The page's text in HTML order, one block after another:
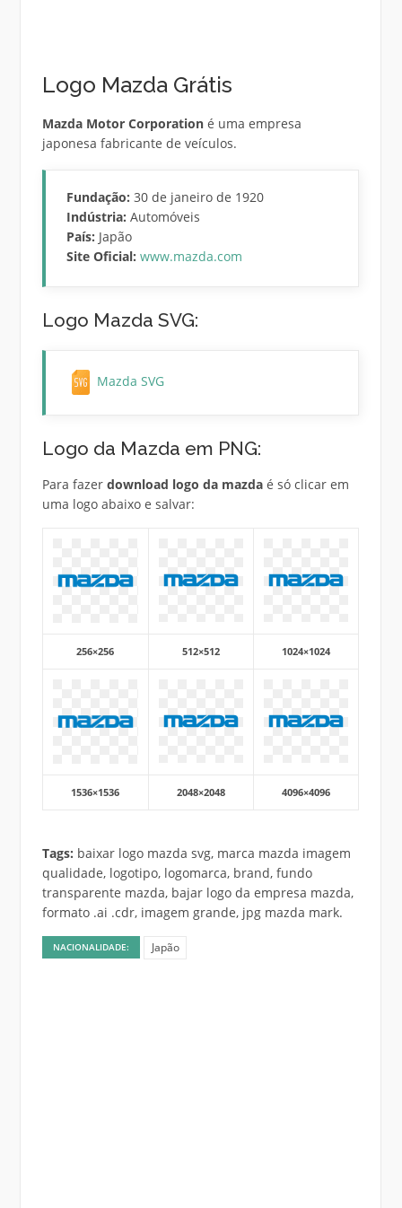
Logo Mazda Grátis
Mazda Motor Corporationé uma empresa
japonesa fabricante de veículos.
Fundação: 30 de janeiro de 1920
Indústria: Automóveis
País: Japão
Site Oficial: www.mazda.com
Logo Mazda SVG:
Mazda SVG
Logo da Mazda em PNG:
Para fazer download logo da mazdaé só clicar em
uma logo abaixo e salvar:
256×256 512×512 1024×1024
1536×1536 2048×2048 4096×4096
Tags: baixar logo mazda svg, marca mazda imagem
qualidade, logotipo, logomarca, brand, fundo
transparente mazda, bajar logo da empresa mazda,
formato .ai .cdr, imagem grande, jpg mazda mark.
NACIONALIDADE: Japão